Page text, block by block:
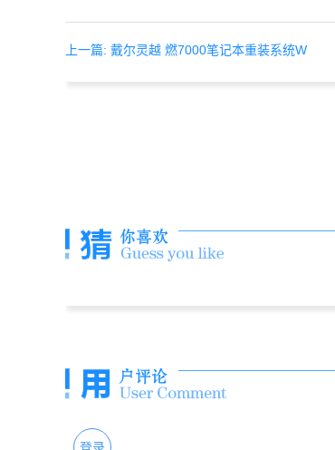
上一篇: 戴尔灵越 燃7000笔记本重装系统W